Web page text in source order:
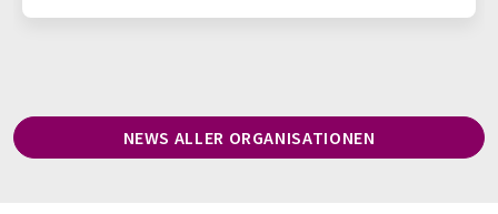
NEWS ALLER ORGANISATIONEN